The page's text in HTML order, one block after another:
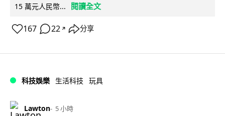
15 萬元人民幣...
閱讀全文
167 22 ↗ 分享
科技娛樂 生活科技 玩具
Lawton 5 小時